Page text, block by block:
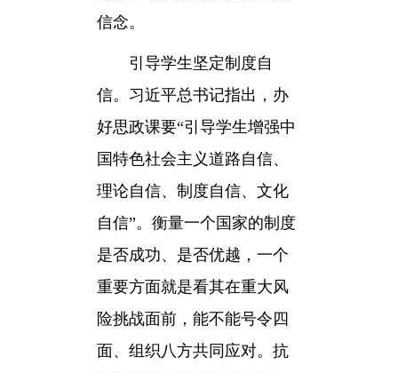
信念。
引导学生坚定制度自
信。习近平总书记指出，办
好思政课要“引导学生增强中
国特色社会主义道路自信、
理论自信、制度自信、文化
自信”。衡量一个国家的制度
是否成功、是否优越，一个
重要方面就是看其在重大风
险挑战面前，能不能号令四
面、组织八方共同应对。抗